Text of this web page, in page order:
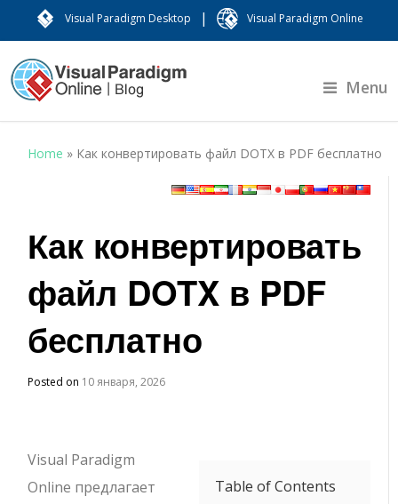
Visual Paradigm Desktop | Visual Paradigm Online
Menu
Home » Как конвертировать файл DOTX в PDF бесплатно
Как конвертировать
файл DOTX в PDF
бесплатно
Posted on 10 января, 2026
Table of Contents
Visual Paradigm
Online предлагает